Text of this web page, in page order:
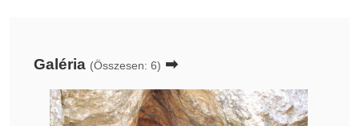
Galéria (Összesen: 6) ➡